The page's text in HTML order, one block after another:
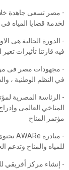
- مصر تسعى جاهدة
لخدمة قضايا المياه فى
- الدورة الحالية هى
فيه قارتنا تأثيرات
- مجهودات مصر فى
في النظم الوطنية ،
المناخي العالمى
مؤتمر المناخ
للمياه والمناخ وتدعم
- إنشاء مركز أفريقي